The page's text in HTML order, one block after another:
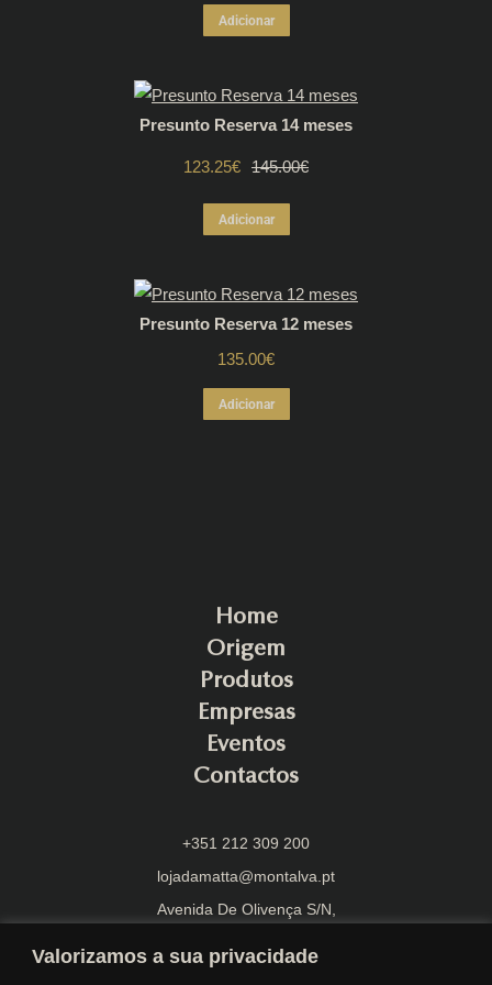
Valorizamos a sua privacidade
preço
era:
preço
é:
Adicionar
Presunto Reserva 14 meses
145.00€
O
preço
era:
123.25€ O
preço
é:
Adicionar
Presunto Reserva 12 meses
135.00€
Adicionar
Home
Origem
Produtos
Empresas
Eventos
Contactos
+351 212 309 200
lojadamatta@montalva.pt
Avenida De Olivença S/N,